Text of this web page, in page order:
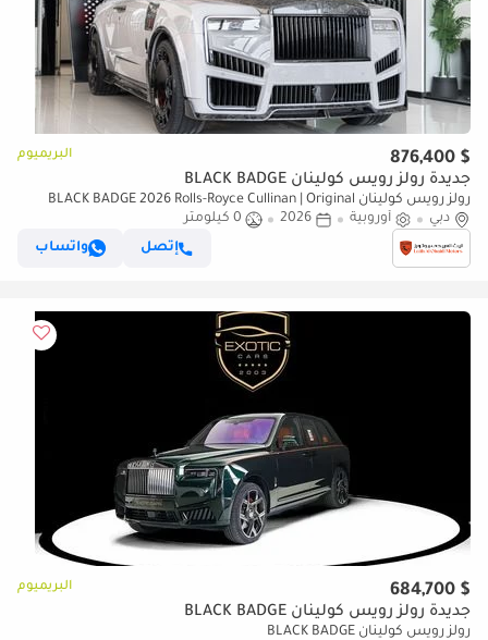
$ 876,400 البريميوم
جديدة رولز رويس كولينان BLACK BADGE
رولز رويس كولينان BLACK BADGE 2026 Rolls-Royce Cullinan | Original
Mansory | Full Carbon | Exclusive Blue Interior
دبي أوروبية 2026
0 كيلومتر
إتصل
واتساب
$ 684,700 البريميوم
جديدة رولز رويس كولينان BLACK BADGE
رولز رويس كولينان BLACK BADGE